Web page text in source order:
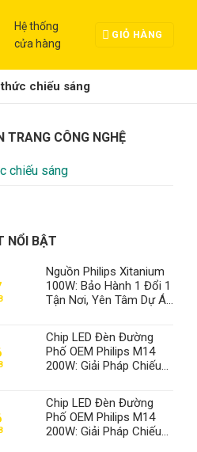
Hệ thống
cửa hàng
GIỎ HÀNG
thức chiếu sáng
TRANG CÔNG NGHỆ
chiếu sáng
NỔI BẬT
Nguồn Philips Xitanium
100W: Bảo Hành 1 Đổi 1
Tận Nơi, Yên Tâm Dự Án
Chip LED Đèn Đường
Phố OEM Philips M14
200W: Giải Pháp Chiếu
Định Vị Thế Số 1 Của
Thành Đạt LED
Chip LED Đèn Đường
Phố OEM Philips M14
200W: Giải Pháp Chiếu